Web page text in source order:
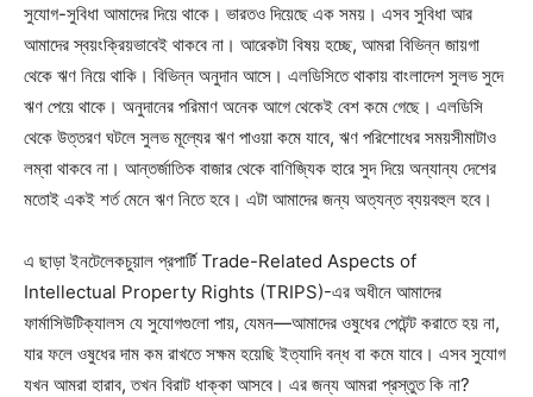
সুযোগ-সুবিধা আমাদের দিয়ে থাকে। ভারতও দিয়েছে এক সময়। এসব সুবিধা আর
আমাদের স্বয়ংক্রিয়ভাবেই থাকবে না। আরেকটা বিষয় হচ্ছে, আমরা বিভিন্ন জায়গা
থেকে ঋণ নিয়ে থাকি। বিভিন্ন অনুদান আসে। এলডিসিতে থাকায় বাংলাদেশ সুলভ সুদে
ঋণ পেয়ে থাকে। অনুদানের পরিমাণ অনেক আগে থেকেই বেশ কমে গেছে। এলডিসি
থেকে উত্তরণ ঘটলে সুলভ মূল্যের ঋণ পাওয়া কমে যাবে, ঋণ পরিশোধের সময়সীমাটাও
লম্বা থাকবে না। আন্তর্জাতিক বাজার থেকে বাণিজ্যিক হারে সুদ দিয়ে অন্যান্য দেশের
মতোই একই শর্ত মেনে ঋণ নিতে হবে। এটা আমাদের জন্য অত্যন্ত ব্যয়বহুল হবে।
এ ছাড়া ইনটেলেকচুয়াল প্রপার্টি Trade-Related Aspects of
Intellectual Property Rights (TRIPS)-এর অধীনে আমাদের
ফার্মাসিউটিক্যালস যে সুযোগগুলো পায়, যেমন—আমাদের ওষুধের পেটেন্ট করাতে হয় না,
যার ফলে ওষুধের দাম কম রাখতে সক্ষম হয়েছি ইত্যাদি বন্ধ বা কমে যাবে। এসব সুযোগ
যখন আমরা হারাব, তখন বিরাট ধাক্কা আসবে। এর জন্য আমরা প্রস্তুত কি না?